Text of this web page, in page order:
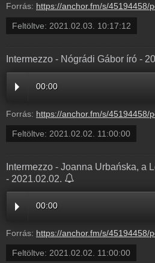
Forrás: https://anchor.fm/s/45194458/podcast/play/26142176/https%3A%2F%2Fd3ctxlq1ktw2nl.cloudfront.net%2Fstaging%2F2021-1-
Feltöltve: 2021.02.03. 10:17:12
Intermezzo - Nógrádi Gábor író -
00:00
Forrás: https://anchor.fm/s/45194458/podcast/play/26142487/https%3A%2F%2Fd3ctxlq1ktw2nl.cloudfront.net%2Fstaging%2F2021-02-
Feltöltve: 2021.02.02. 11:00:00
Intermezzo - Joanna Urbańska, a
- 2021.02.02.
00:00
Forrás: https://anchor.fm/s/45194458/podcast/play/26142334/https%3A%2F%2Fd3ctxlq1ktw2nl.cloudfront.net%2Fstaging%2F2021-1-3%2F151566787-
Feltöltve: 2021.02.02. 11:00:00